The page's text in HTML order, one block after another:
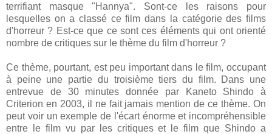
terrifiant masque "Hannya". Sont-ce les raisons pour
lesquelles on a classé ce film dans la catégorie des films
d'horreur ? Est-ce que ce sont ces éléments qui ont orienté
nombre de critiques sur le thème du film d'horreur ?
Ce thème, pourtant, est peu important dans le film, occupant
à peine une partie du troisième tiers du film. Dans une
entrevue de 30 minutes donnée par Kaneto Shindo à
Criterion en 2003, il ne fait jamais mention de ce thème. On
peut voir un exemple de l'écart énorme et incompréhensible
entre le film vu par les critiques et le film que Shindo a